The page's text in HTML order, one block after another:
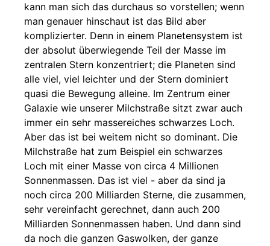
kann man sich das durchaus so vorstellen; wenn
man genauer hinschaut ist das Bild aber
komplizierter. Denn in einem Planetensystem ist
der absolut überwiegende Teil der Masse im
zentralen Stern konzentriert; die Planeten sind
alle viel, viel leichter und der Stern dominiert
quasi die Bewegung alleine. Im Zentrum einer
Galaxie wie unserer Milchstraße sitzt zwar auch
immer ein sehr massereiches schwarzes Loch.
Aber das ist bei weitem nicht so dominant. Die
Milchstraße hat zum Beispiel ein schwarzes
Loch mit einer Masse von circa 4 Millionen
Sonnenmassen. Das ist viel - aber da sind ja
noch circa 200 Milliarden Sterne, die zusammen,
sehr vereinfacht gerechnet, dann auch 200
Milliarden Sonnenmassen haben. Und dann sind
da noch die ganzen Gaswolken, der ganze